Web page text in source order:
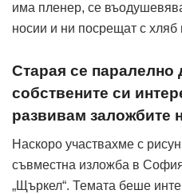
има пленер, се
носии и ни посрещат с хляб
Старая се паралелно
собствените си
развивам заложбите
Наскоро участвахме с
съвместна изложба в
„Щъркел“. Темата беше